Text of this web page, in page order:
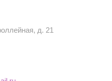
д. 21